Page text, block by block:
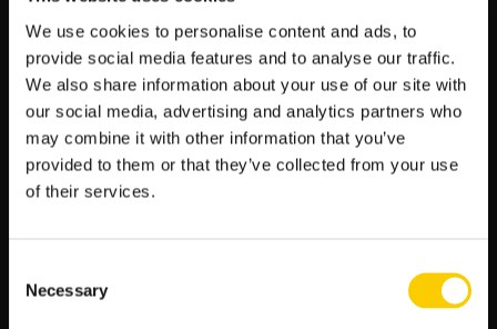
We use cookies to personalise content and ads, to
provide social media features and to analyse our traffic.
We also share information about your use of our site with
our social media, advertising and analytics partners who
may combine it with other information that you’ve
provided to them or that they’ve collected from your use
of their services.
Selection
Necessary
napędzani formą i wsparciem własnych kibiców, będą …
PARIS
SAINT
GERMAIN
–
08-
CZYTAJ WIĘCEJ